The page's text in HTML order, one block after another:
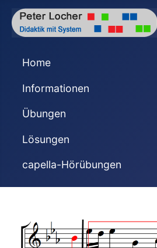
Home
Informationen
Übungen
Lösungen
capella-Hörübungen